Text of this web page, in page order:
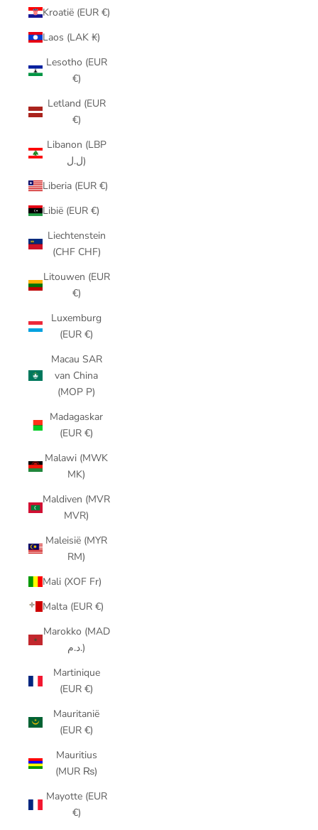
Kroatië (EUR €)
Laos (LAK ₭)
Lesotho (EUR
€)
Letland (EUR
€)
Libanon (LBP
ل.ل)
Liberia (EUR €)
Libië (EUR €)
Liechtenstein
(CHF CHF)
Litouwen (EUR
€)
Luxemburg
(EUR €)
Macau SAR
van China
(MOP P)
Madagaskar
(EUR €)
Malawi (MWK
MK)
Maldiven (MVR
MVR)
Maleisië (MYR
RM)
Mali (XOF Fr)
Malta (EUR €)
Marokko (MAD
د.م.)
Martinique
(EUR €)
Mauritanië
(EUR €)
Mauritius
(MUR ₨)
Mayotte (EUR
€)